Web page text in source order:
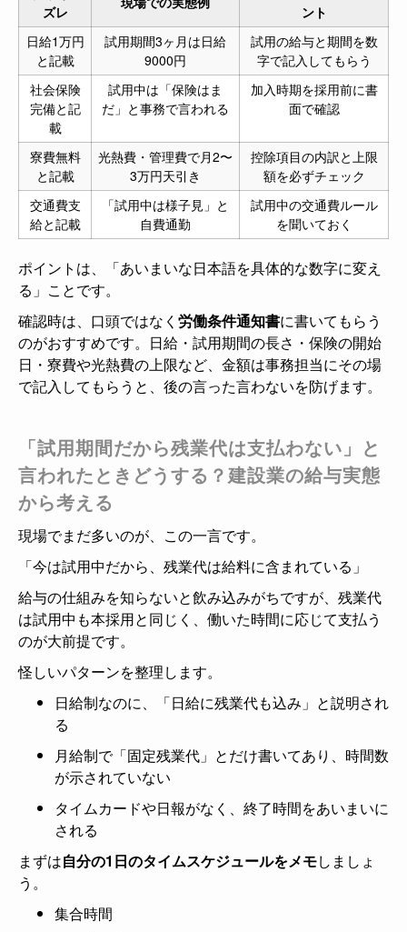
ズレ
ント
日給1万円
と記載
試用期間3ヶ月は日給
9000円
試用の給与と期間を数
字で記入してもらう
社会保険
完備と記
載
試用中は「保険はま
だ」と事務で言われる
加入時期を採用前に書
面で確認
寮費無料
と記載
光熱費・管理費で月2〜
3万円天引き
控除項目の内訳と上限
額を必ずチェック
交通費支
給と記載
「試用中は様子見」と
自費通勤
試用中の交通費ルール
を聞いておく
ポイントは、「あいまいな日本語を具体的な数字に変え
る」ことです。
確認時は、口頭ではなく 労働条件通知書に書いてもらう
のがおすすめです。日給・試用期間の長さ・保険の開始
日・寮費や光熱費の上限など、金額は事務担当にその場
で記入してもらうと、後の言った言わないを防げます。
「試用期間だから残業代は支払わない」と
言われたときどうする？建設業の給与実態
から考える
現場でまだ多いのが、この一言です。
「今は試用中だから、残業代は給料に含まれている」
給与の仕組みを知らないと飲み込みがちですが、残業代
は試用中も本採用と同じく、働いた時間に応じて支払う
のが大前提です。
怪しいパターンを整理します。
日給制なのに、「日給に残業代も込み」と説明され
る
月給制で「固定残業代」とだけ書いてあり、時間数
が示されていない
タイムカードや日報がなく、終了時間をあいまいに
される
まずは自分の1日のタイムスケジュールをメモしましょ
う。
集合時間